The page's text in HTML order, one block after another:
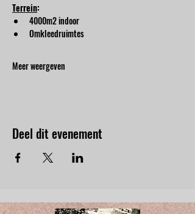
Terrein:
4000m2 indoor
Omkleedruimtes
Meer weergeven
Deel dit evenement